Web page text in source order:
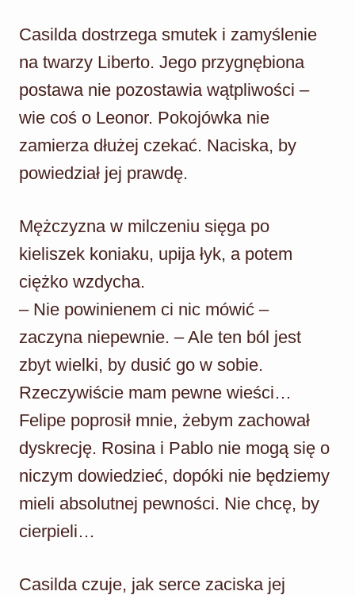
Casilda dostrzega smutek i zamyślenie
na twarzy Liberto. Jego przygnębiona
postawa nie pozostawia wątpliwości –
wie coś o Leonor. Pokojówka nie
zamierza dłużej czekać. Naciska, by
powiedział jej prawdę.
Mężczyzna w milczeniu sięga po
kieliszek koniaku, upija łyk, a potem
ciężko wzdycha.
– Nie powinienem ci nic mówić –
zaczyna niepewnie. – Ale ten ból jest
zbyt wielki, by dusić go w sobie.
Rzeczywiście mam pewne wieści…
Felipe poprosił mnie, żebym zachował
dyskrecję. Rosina i Pablo nie mogą się o
niczym dowiedzieć, dopóki nie będziemy
mieli absolutnej pewności. Nie chcę, by
cierpieli…
Casilda czuje, jak serce zaciska jej